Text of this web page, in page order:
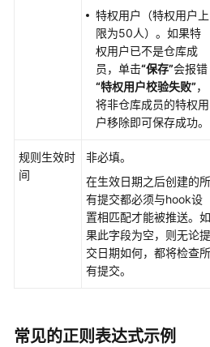
克
地
特权用户（特权用户上
限为50人）。如果特
权用户已不是仓库成
员，单击“保存”会报错
“特权用户校验失败”，
将非仓库成员的特权用
户移除即可保存成功。
规则生效时
间
非必填。
在生效日期之后创建的所
有提交都必须与hook设
置相匹配才能被推送。如
果此字段为空，则无论提
交日期如何，都将检查所
有提交。
常见的正则表达式示例